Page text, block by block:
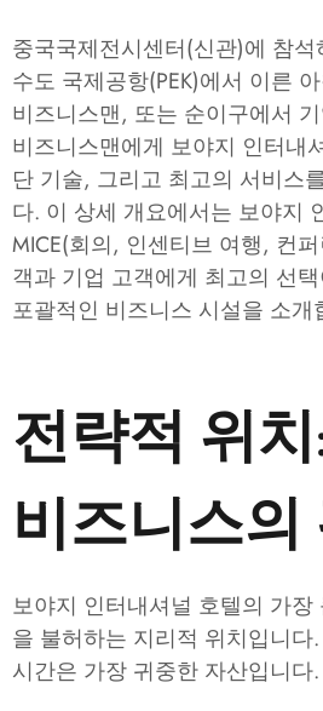
중국국제전시센터(신관)에 참
수도 국제공항(PEK)에서 이른
비즈니스맨, 또는 순이구에서
비즈니스맨에게 보야지 인터내
단 기술, 그리고 최고의 서비스
다. 이 상세 개요에서는 보야지
MICE(회의, 인센티브 여행, 컨
객과 기업 고객에게 최고의 선
포괄적인 비즈니스 시설을 소개
전략적 위
비즈니스의
보야지 인터내셔널 호텔의 가
을 불허하는 지리적 위치입니다
시간은 가장 귀중한 자산입니다.